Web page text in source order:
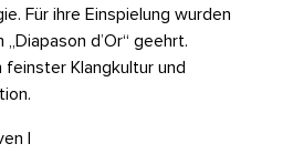
Für ihre Einspielung wurden
d’Or“ geehrt.
Klangkultur und
|